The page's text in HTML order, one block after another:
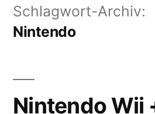
Schlagwort-Archiv:
Nintendo
Nintendo Wii